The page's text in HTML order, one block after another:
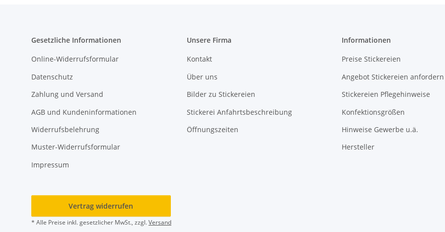
Gesetzliche Informationen
Online-Widerrufsformular
Datenschutz
Zahlung und Versand
AGB und Kundeninformationen
Widerrufsbelehrung
Muster-Widerrufsformular
Impressum
Unsere Firma
Kontakt
Über uns
Bilder zu Stickereien
Stickerei Anfahrtsbeschreibung
Öffnungszeiten
Informationen
Preise Stickereien
Angebot Stickereien anfordern
Stickereien Pflegehinweise
Konfektionsgrößen
Hinweise Gewerbe u.ä.
Hersteller
Vertrag widerrufen
* Alle Preise inkl. gesetzlicher MwSt., zzgl.Versand